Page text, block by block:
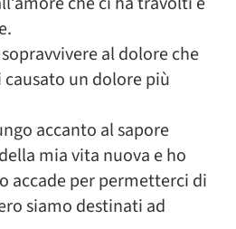
al dolore che
un dolore più
accanto al sapore
mia vita nuova e ho
accade per permetterci di
siamo destinati ad